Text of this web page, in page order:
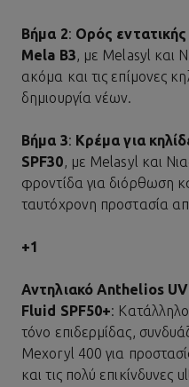
Βήμα 2: Ορός
Mela B3, με Melasyl και
ακόμα και τις επίμονες
δημιουργία νέων.
Βήμα 3: Κρέμα για
SPF30, με Melasyl και
φροντίδα για διόρθωση
ταυτόχρονη προστασία
+1
Αντηλιακό Anthelios
Fluid SPF50+:
τόνο επιδερμίδας,
Mexoryl 400 για
και τις πολύ